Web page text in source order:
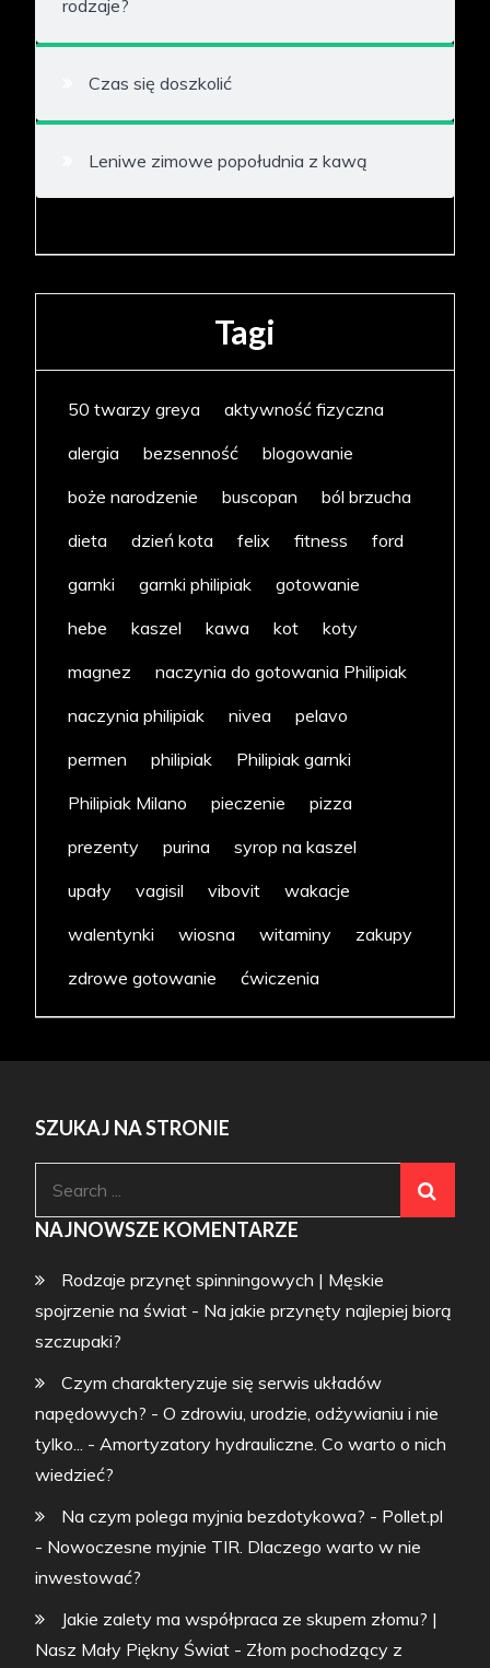
rodzaje?
Czas się doszkolić
Leniwe zimowe popołudnia z kawą
Tagi
50 twarzy greya
aktywność fizyczna
alergia
bezsenność
blogowanie
boże narodzenie
buscopan
ból brzucha
dieta
dzień kota felix fitness
ford
garnki
garnki philipiak
gotowanie
hebe
kaszel kawa kot
koty
magnez
naczynia do gotowania Philipiak
naczynia philipiak
nivea
pelavo
permen
philipiak
Philipiak garnki
Philipiak Milano
pieczenie
pizza
prezenty
purina
syrop na kaszel
upały
vagisil vibovit
wakacje
walentynki
wiosna witaminy
zakupy
zdrowe gotowanie
ćwiczenia
SZUKAJ NA STRONIE
NAJNOWSZE KOMENTARZE
Rodzaje przynęt spinningowych | Męskie
spojrzenie na świat - Na jakie przynęty najlepiej biorą
szczupaki?
Czym charakteryzuje się serwis układów
napędowych? - O zdrowiu, urodzie, odżywianiu i nie
tylko... -Amortyzatory hydrauliczne. Co warto o nich
wiedzieć?
Na czym polega myjnia bezdotykowa? - Pollet.pl
- Nowoczesne myjnie TIR. Dlaczego warto w nie
inwestować?
Jakie zalety ma współpraca ze skupem złomu? |
Nasz Mały Piękny Świat - Złom pochodzący z